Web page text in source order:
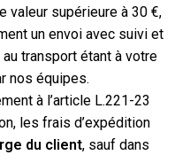
valeur supérieure à 30 €,
un envoi avec suivi et
transport étant à votre
nos équipes.
à l’article L.221-23
les frais d’expédition
du client, sauf dans